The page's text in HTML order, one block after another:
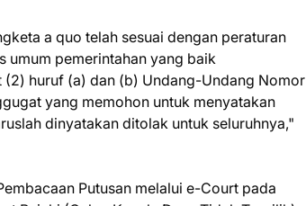
a quo telah sesuai dengan peraturan
umum pemerintahan yang baik
huruf (a) dan (b) Undang-Undang Nomor
yang memohon untuk menyatakan
dinyatakan ditolak untuk seluruhnya,"
Putusan melalui e-Court pada